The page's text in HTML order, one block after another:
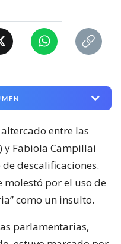
entre las
y Fabiola Campillai
descalificaciones.
molestó por el uso de
como un insulto.
parlamentarias,